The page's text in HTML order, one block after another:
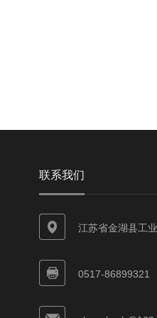
联系我们
江苏省金湖县工
0517-86899321